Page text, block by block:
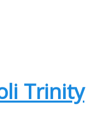
Trinity